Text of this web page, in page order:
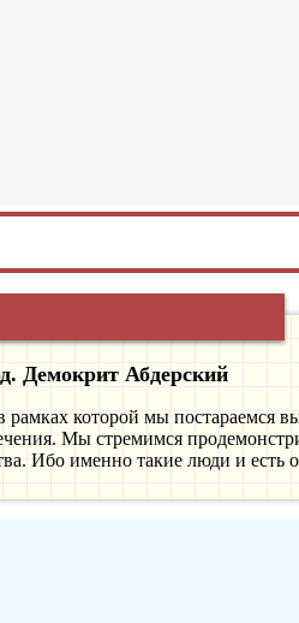
Демокрит Абдерский
рамках которой мы
Мы стремимся
Ибо именно такие люди и есть